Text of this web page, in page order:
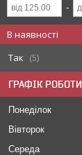
В наявності
Так
5
ГРАФІК РОБОТИ
Понеділок
Вівторок
Середа